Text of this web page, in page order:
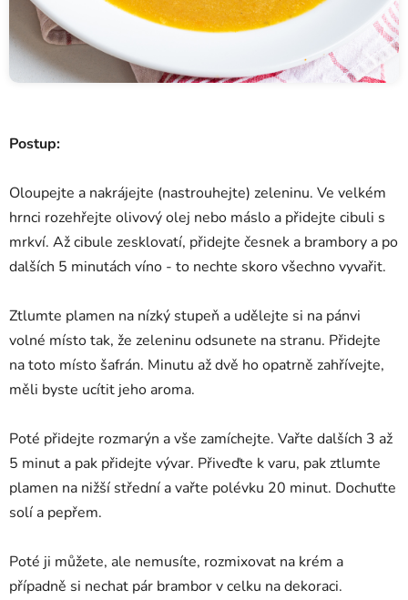
Postup:
Oloupejte a nakrájejte (nastrouhejte) zeleninu. Ve velkém
hrnci rozehřejte olivový olej nebo máslo a přidejte cibuli s
mrkví. Až cibule zesklovatí, přidejte česnek a brambory a po
dalších 5 minutách víno - to nechte skoro všechno vyvařit.
Ztlumte plamen na nízký stupeň a udělejte si na pánvi
volné místo tak, že zeleninu odsunete na stranu. Přidejte
na toto místo šafrán. Minutu až dvě ho opatrně zahřívejte,
měli byste ucítit jeho aroma.
Poté přidejte rozmarýn a vše zamíchejte. Vařte dalších 3 až
5 minut a pak přidejte vývar. Přiveďte k varu, pak ztlumte
plamen na nižší střední a vařte polévku 20 minut. Dochuťte
solí a pepřem.
Poté ji můžete, ale nemusíte, rozmixovat na krém a
případně si nechat pár brambor v celku na dekoraci.